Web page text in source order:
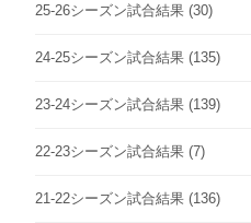
25-26シーズン試合結果 (30)
24-25シーズン試合結果 (135)
23-24シーズン試合結果 (139)
22-23シーズン試合結果 (7)
21-22シーズン試合結果 (136)